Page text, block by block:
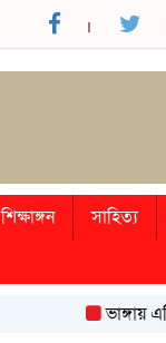
শিক্ষাঙ্গন সাহিত্য
ভাঙ্গায়